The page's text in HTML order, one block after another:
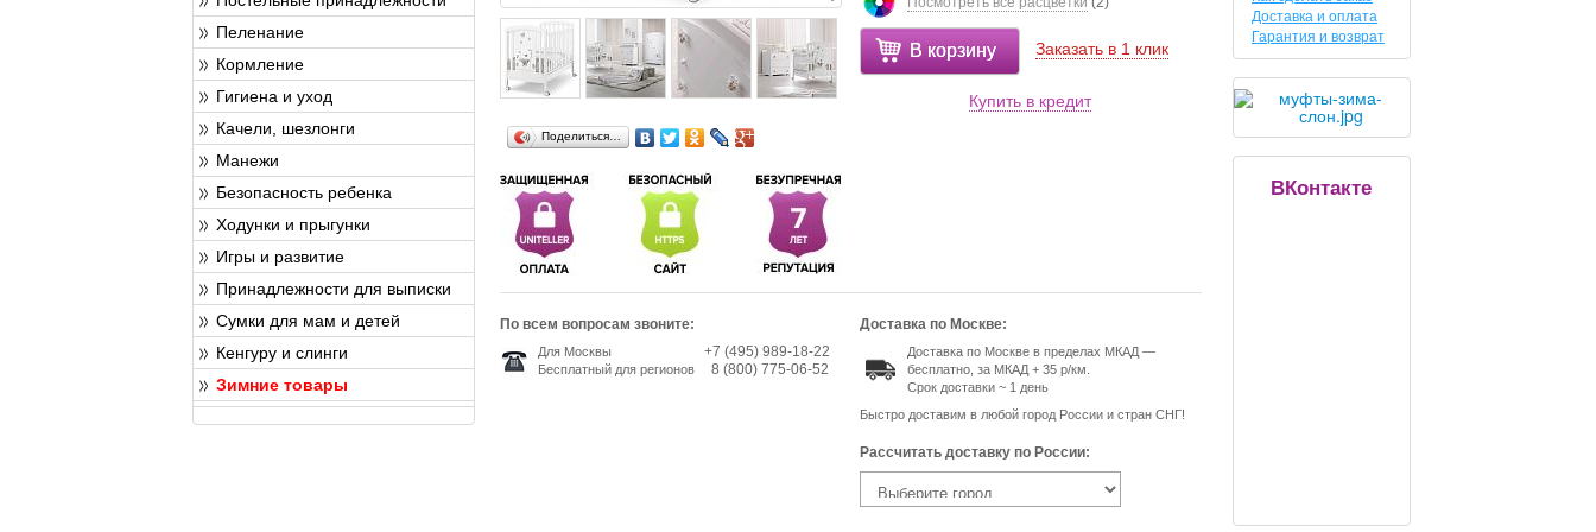
Пеленание
Кормление
Гигиена и уход
Качели, шезлонги
Манежи
Безопасность ребенка
Ходунки и прыгунки
Игры и развитие
Принадлежности для выписки
Сумки для мам и детей
Кенгуру и слинги
Зимние товары
Поделиться…
В корзину Заказать в 1 клик
Купить в кредит
По всем вопросам звоните:
Для Москвы
Бесплатный для регионов
+7 (495) 989-18-22
8 (800) 775-06-52
Доставка по Москве:
Доставка по Москве в пределах МКАД —
бесплатно, за МКАД + 35 р/км.
Срок доставки ~ 1 день
Быстро доставим в любой город России и стран СНГ!
Рассчитать доставку по России:
Доставка и оплата
Гарантия и возврат
ВКонтакте